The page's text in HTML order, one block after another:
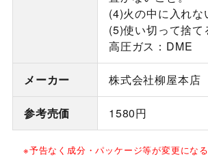
(4)火の中に入れな
(5)使い切って捨て
高圧ガス：DME
メーカー 株式会社柳屋本店
参考売価 1580円
※予告なく成分・パッケージ等が変更にな